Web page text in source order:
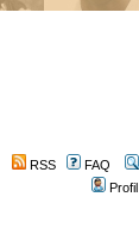
RSS FAQ
Profil